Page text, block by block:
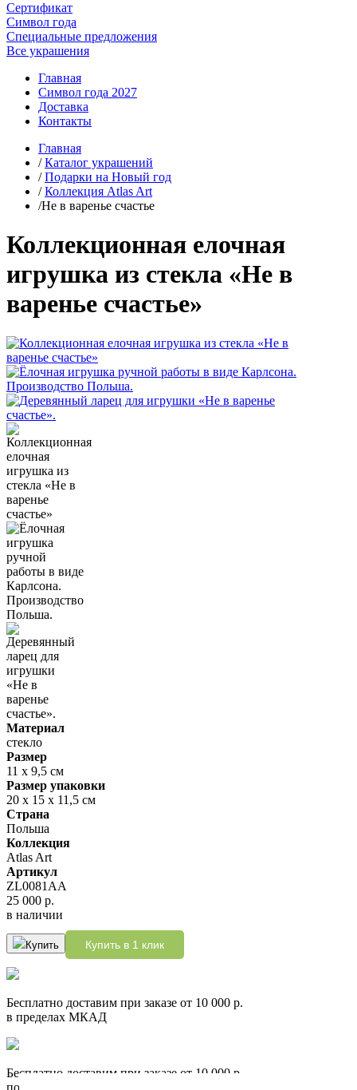
Сертификат
Символ года
Специальные предложения
Все украшения
Главная
Символ года 2027
Доставка
Контакты
Главная
/Каталог украшений
/Подарки на Новый год
/Коллекция Atlas Art
/Не в варенье счастье
Коллекционная елочная
игрушка из стекла «Не в
варенье счастье»
Материал
стекло
Размер
11 х 9,5 см
Размер упаковки
20 х 15 х 11,5 см
Страна
Польша
Коллекция
Atlas Art
Артикул
ZL0081АА
25 000 р.
в наличии
Купить Купить в 1 клик
Бесплатно доставим при заказе от 10 000 р.
в пределах МКАД
Бесплатно доставим при заказе от 10 000 р.
по России до пункта выдачи СДЭК